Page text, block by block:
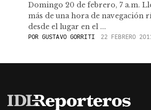
Domingo 20 de febrero, 7 a.m.
más de una hora de navegación
desde el lugar en el ...
POR GUSTAVO GORRITI 22 FEBRERO